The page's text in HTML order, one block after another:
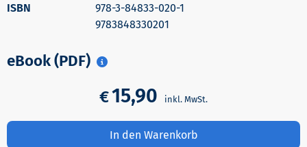
978-3-84833-020-1
9783848330201
eBook (PDF)
€15,90
In den Warenkorb